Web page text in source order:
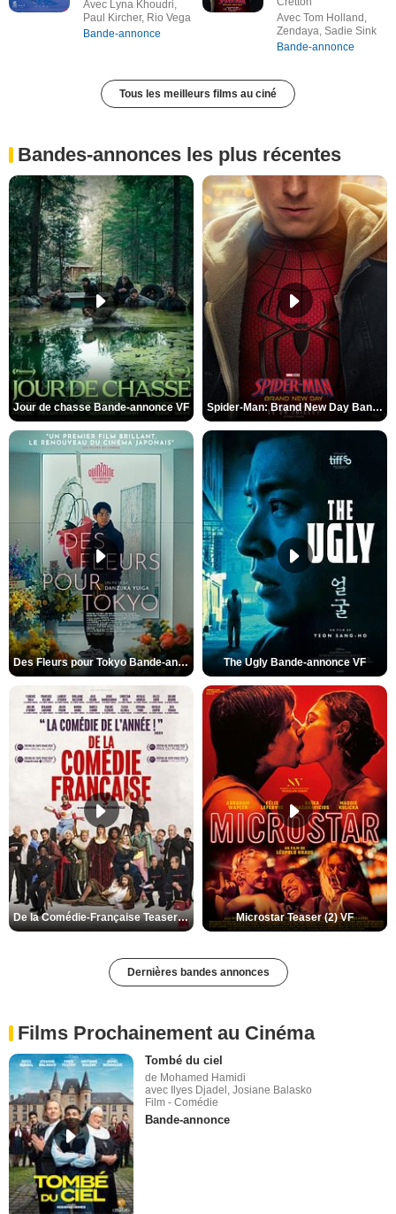
Avec Lyna Khoudri,
Paul Kircher, Rio Vega
Bande-annonce
Avec Tom Holland,
Zendaya, Sadie Sink
Bande-annonce
Tous les meilleurs films au ciné
Bandes-annonces les plus récentes
Jour de chasse Bande-annonce VF Spider-Man: Brand New Day Bande-annonce (3) VO STFR
Des Fleurs pour Tokyo Bande-annonce VO STFR The Ugly Bande-annonce VF
De la Comédie-Française Teaser (3) VF Microstar Teaser (2) VF
Dernières bandes annonces
Films Prochainement au Cinéma
Tombé du ciel
de Mohamed Hamidi
avec Ilyes Djadel, Josiane Balasko
Film - Comédie
Bande-annonce